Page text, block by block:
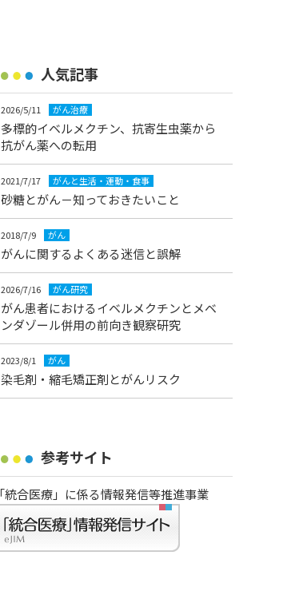
人気記事
2026/5/11 がん治療
多標的イベルメクチン、抗寄生虫薬から
抗がん薬への転用
2021/7/17 がんと生活・運動・食事
砂糖とがん－知っておきたいこと
2018/7/9 がん
がんに関するよくある迷信と誤解
2026/7/16 がん研究
がん患者におけるイベルメクチンとメベ
ンダゾール併用の前向き観察研究
2023/8/1 がん
染毛剤・縮毛矯正剤とがんリスク
参考サイト
「統合医療」に係る情報発信等推進事業